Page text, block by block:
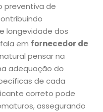
preventiva de
longevidade dos
em fornecedor de
pensar na
adequação do
de cada
correto pode
assegurando